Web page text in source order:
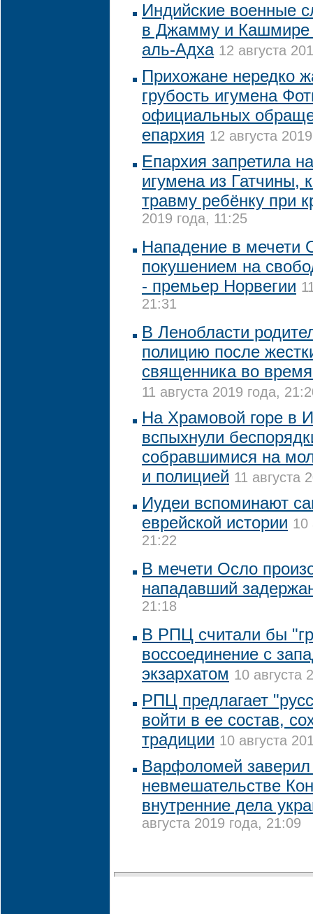
Индийские военные
в Джамму и Кашмире
аль-Адха 12 августа
Прихожане нередко
грубость игумена
официальных
епархия 12 августа
Епархия запретила
игумена из Гатчины,
травму ребёнку при
2019 года, 11:25
Нападение в мечети
покушением на
- премьер Норвегии
21:31
В Ленобласти
полицию после
священника во
11 августа 2019 года,
На Храмовой горе в
вспыхнули
собравшимися на
и полицией 11 августа
Иудеи вспоминают
еврейской истории 10
21:22
В мечети Осло
нападавший
21:18
В РПЦ считали бы
воссоединение с
экзархатом 10 августа
РПЦ предлагает
войти в ее состав,
традиции 10 августа
Варфоломей заверил
невмешательстве
внутренние дела
августа 2019 года, 21:09